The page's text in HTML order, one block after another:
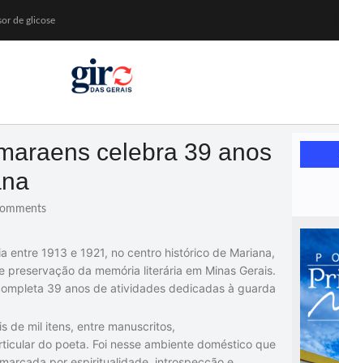
de glicose
Wikimedia Brasil
de Inverno
celebra 39 anos
entre 1913 e 1921, no centro histórico de Mariana,
da memória literária em Minas Gerais.
39 anos de atividades dedicadas à guarda
de mil itens, entre manuscritos,
do poeta. Foi nesse ambiente doméstico que